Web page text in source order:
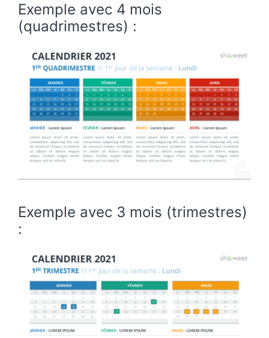
Exemple avec 4 mois
(quadrimestres) :
Exemple avec 3 mois (trimestres)
: